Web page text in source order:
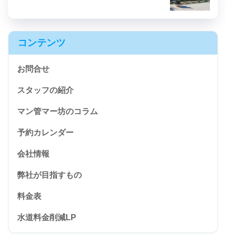
コンテンツ
お問合せ
スタッフの紹介
マン管マー坊のコラム
予約カレンダー
会社情報
弊社が目指すもの
料金表
水道料金削減LP